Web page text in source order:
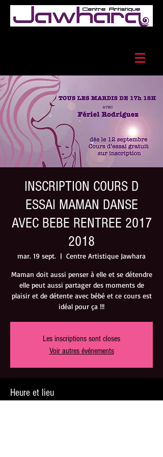
INSCRIPTION COURS D
ESSAI MAMAN DANSE
AVEC BEBE RENTREE 2017
2018
mar. 19 sept.
  |
Centre Artistique Jawhara
Maman doit aussi penser à elle et se détendre
elle peut aussi partager des moments de
plaisir et de détente avec bébé et ce cours est
idéal pour ça !!!
Les inscriptions sont closes
Voir autres événements
Heure et lieu